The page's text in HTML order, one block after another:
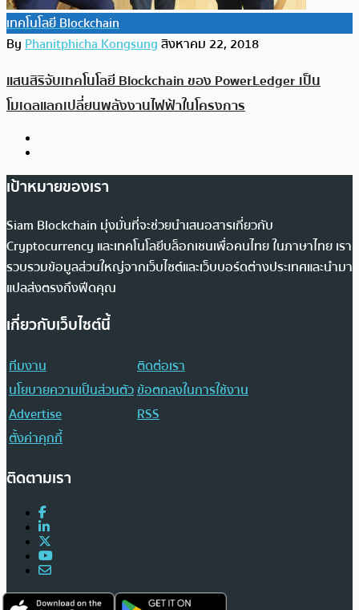
เทคโนโลยี Blockchain
ByPhanitphicha Kongsungสิงหาคม 22, 2018
แสนสิริจับเทคโนโลยี Blockchain ของ PowerLedger เป็น
โมเดลแลกเปลี่ยนพลังงานไฟฟ้าในโครงการ
เป้าหมายของเรา
Siam Blockchain มุ่งมั่นที่จะช่วยนำเสนอสารเกี่ยวกับ
Cryptocurrency และเทคโนโลยีบล็อกเชนเพื่อคนไทย ในภาษาไทย เรา
รวบรวมข้อมูลส่วนใหญ่จากเว็บไซต์และเว็บบอร์ดต่างประเทศและนำมา
แปลส่งตรงถึงฟีดคุณ
เกี่ยวกับเว็บไซต์นี้
ทีมงาน
ติดต่อเรา
นโยบายความเป็นส่วนตัวข้อตกลงในการใช้งาน
Advertise
RSS
ตั้งค่าคุกกี้
ติดตามเรา